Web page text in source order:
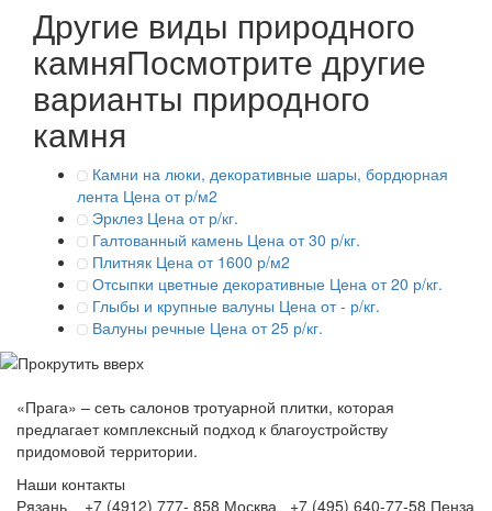
Другие виды природного
камняПосмотрите другие
варианты природного
камня
Камни на люки, декоративные шары, бордюрная
лента Цена от р/м2
Эрклез Цена от р/кг.
Галтованный камень Цена от 30 р/кг.
Плитняк Цена от 1600 р/м2
Отсыпки цветные декоративные Цена от 20 р/кг.
Глыбы и крупные валуны Цена от - р/кг.
Валуны речные Цена от 25 р/кг.
«Прага» – сеть салонов тротуарной плитки, которая
предлагает комплексный подход к благоустройству
придомовой территории.
Наши контакты
Рязань +7 (4912) 777- 858 Москва +7 (495) 640-77-58 Пенза